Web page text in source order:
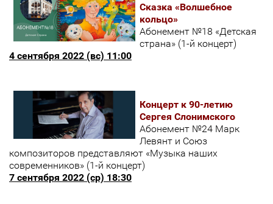
Сказка «Волшебное
кольцо»
Абонемент №18 «Детская
страна» (1-й концерт)
4 сентября 2022 (вс) 11:00
Концерт к 90-летию
Сергея Слонимского
Абонемент №24 Марк
Левянт и Союз
композиторов представляют «Музыка наших
современников» (1-й концерт)
7 сентября 2022 (ср) 18:30